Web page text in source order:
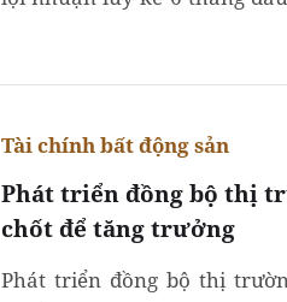
Phát triển đồng bộ thị
chốt để tăng trưởng
Tài chính bất động sản
Phát triển đồng bộ thị